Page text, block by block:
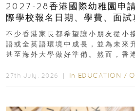
2027-28香港國際幼稚園申
際學校報名日期、學費、面試
不少香港家長都希望讓小朋友從小
語或全英語環境中成長，並為未來
甚至海外大學做好準備。然而，香
27th July, 2026 ｜ In EDUCATION /